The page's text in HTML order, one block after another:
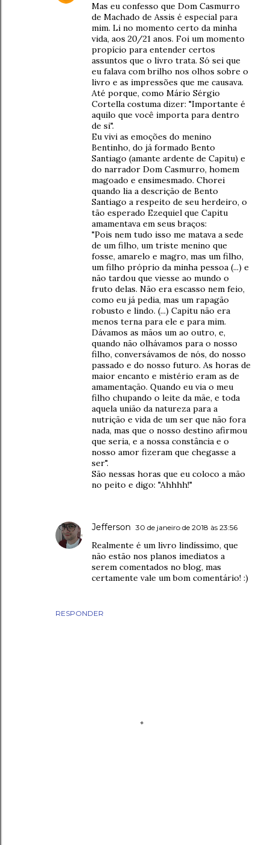
RESPONDER
Mas eu confesso que Dom Casmurro
de Machado de Assis é especial para
mim. Li no momento certo da minha
vida, aos 20/21 anos. Foi um momento
propício para entender certos
assuntos que o livro trata. Só sei que
eu falava com brilho nos olhos sobre o
livro e as impressões que me causava.
Até porque, como Mário Sérgio
Cortella costuma dizer: "Importante é
aquilo que você importa para dentro
de si".
Eu vivi as emoções do menino
Bentinho, do já formado Bento
Santiago (amante ardente de Capitu) e
do narrador Dom Casmurro, homem
magoado e ensimesmado. Chorei
quando lia a descrição de Bento
Santiago a respeito de seu herdeiro, o
tão esperado Ezequiel que Capitu
amamentava em seus braços:
"Pois nem tudo isso me matava a sede
de um filho, um triste menino que
fosse, amarelo e magro, mas um filho,
um filho próprio da minha pessoa (...) e
não tardou que viesse ao mundo o
fruto delas. Não era escasso nem feio,
como eu já pedia, mas um rapagão
robusto e lindo. (...) Capitu não era
menos terna para ele e para mim.
Dávamos as mãos um ao outro, e,
quando não olhávamos para o nosso
filho, conversávamos de nós, do nosso
passado e do nosso futuro. As horas de
maior encanto e mistério eram as de
amamentação. Quando eu via o meu
filho chupando o leite da mãe, e toda
aquela união da natureza para a
nutrição e vida de um ser que não fora
nada, mas que o nosso destino afirmou
que seria, e a nossa constância e o
nosso amor fizeram que chegasse a
ser".
São nessas horas que eu coloco a mão
no peito e digo: "Ahhhh!"
Jefferson 30 de janeiro de 2018 às 23:56
Realmente é um livro lindíssimo, que
não estão nos planos imediatos a
serem comentados no blog, mas
certamente vale um bom comentário! :)